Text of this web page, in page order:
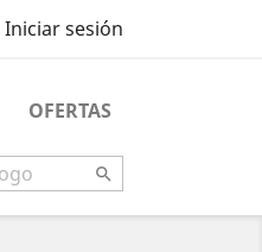
Iniciar sesión
OFERTAS
